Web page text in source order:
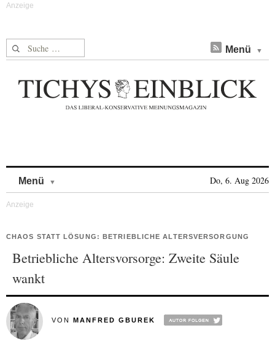
Suche nach: Menü
Menü Do, 6. Aug 2026
CHAOS STATT LÖSUNG: BETRIEBLICHE ALTERSVERSORGUNG
Betriebliche Altersvorsorge: Zweite Säule
wankt
VON MANFRED GBUREK